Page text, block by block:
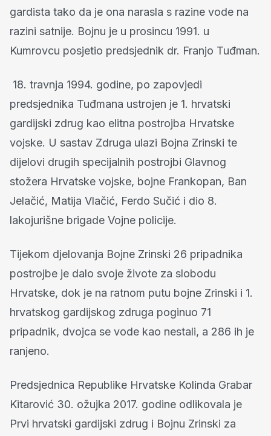
gardista tako da je ona narasla s razine vode na
razini satnije. Bojnu je u prosincu 1991. u
Kumrovcu posjetio predsjednik dr. Franjo Tuđman.
18. travnja 1994. godine, po zapovjedi
predsjednika Tuđmana ustrojen je 1. hrvatski
gardijski zdrug kao elitna postrojba Hrvatske
vojske. U sastav Zdruga ulazi Bojna Zrinski te
dijelovi drugih specijalnih postrojbi Glavnog
stožera Hrvatske vojske, bojne Frankopan, Ban
Jelačić, Matija Vlačić, Ferdo Sučić i dio 8.
lakojurišne brigade Vojne policije.
Tijekom djelovanja Bojne Zrinski 26 pripadnika
postrojbe je dalo svoje živote za slobodu
Hrvatske, dok je na ratnom putu bojne Zrinski i 1.
hrvatskog gardijskog zdruga poginuo 71
pripadnik, dvojca se vode kao nestali, a 286 ih je
ranjeno.
Predsjednica Republike Hrvatske Kolinda Grabar
Kitarović 30. ožujka 2017. godine odlikovala je
Prvi hrvatski gardijski zdrug i Bojnu Zrinski za